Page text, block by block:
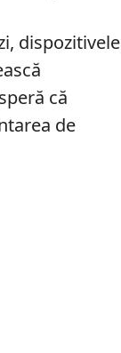
dispozitivele
că
de